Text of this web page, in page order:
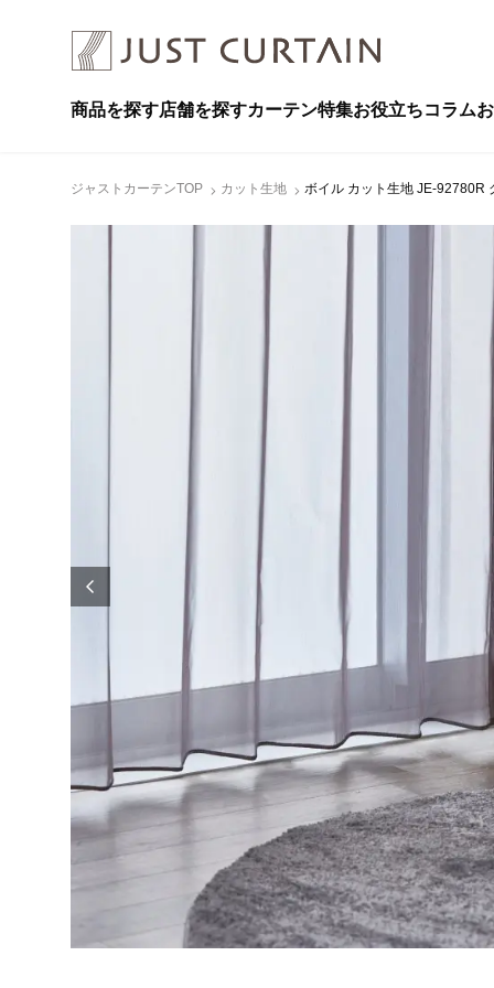
商品を探す店舗を探すカーテン特集お役立ちコラム
ジャストカーテンTOP カット生地 ボイル カット生地 JE-92780R